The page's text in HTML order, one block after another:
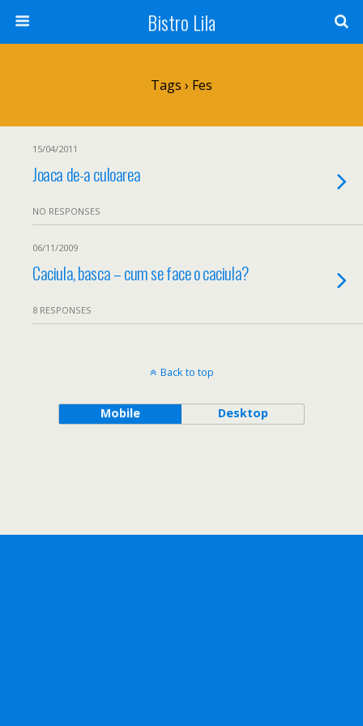
Bistro Lila
Tags › Fes
15/04/2011
Joaca de-a culoarea
NO RESPONSES
06/11/2009
Caciula, basca – cum se face o caciula?
8 RESPONSES
Back to top
Mobile Desktop